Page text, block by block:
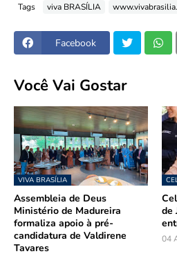
Tags viva BRASÍLIA
Facebook
Você Vai Gostar
VIVA BRASÍLIA
Assembleia de Deus
Ministério de Madureira
formaliza apoio à pré-
candidatura de Valdirene
Tavares
de
04